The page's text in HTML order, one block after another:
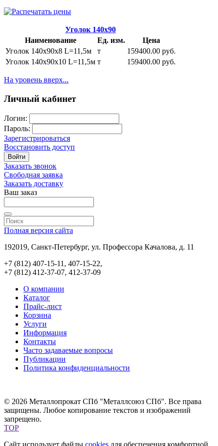
Наименование Ед. изм. Цена
Уголок 140х90
Уголок 140х90х8 L=11,5м т
159400.00 руб.
Уголок 140х90х10 L=11,5м т 159400.00 руб.
На уровень вверх...
Личный кабинет
Логин:
Пароль:
Зарегистрироваться
Восстановить доступ
Войти
Заказать звонок
Свободная заявка
Заказать доставку
Ваш заказ
Полная версия сайта
192019, Санкт-Петербург, ул. Профессора Качалова, д. 11
+7 (812) 407-15-11, 407-15-22,
+7 (812) 412-37-07, 412-37-09
О компании
Каталог
Прайс-лист
Корзина
Услуги
Информация
Контакты
Часто задаваемые вопросы
Публикации
Политика конфиденциальности
© 2026 Металлопрокат СПб "Металлсоюз СПб". Все права
защищены. Любое копирование текстов и изображений
запрещено.
TOP
Сайт использует файлы cookies для обеспечения комфортной